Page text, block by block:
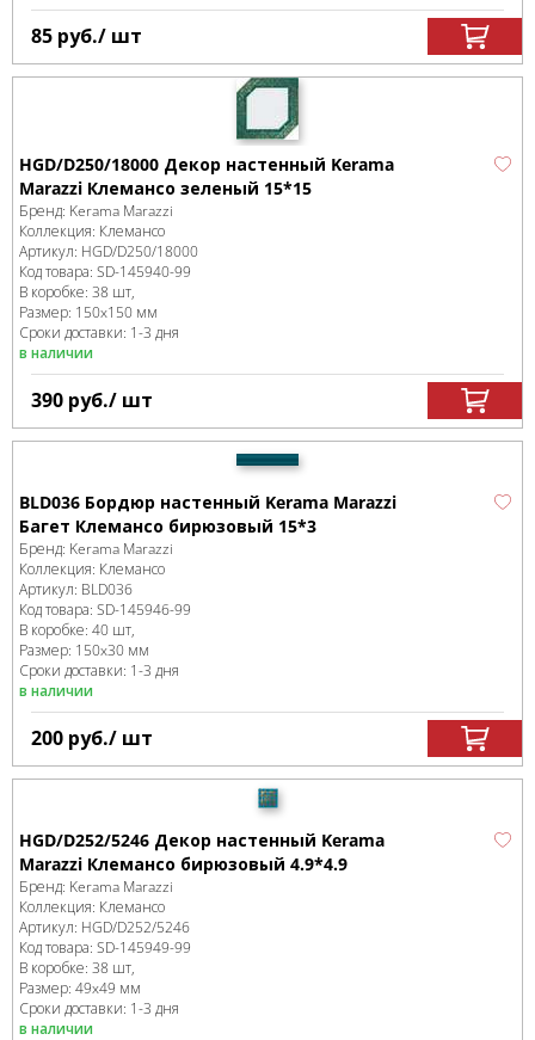
85 руб./ шт
HGD/D250/18000 Декор настенный Kerama
Marazzi Клемансо зеленый 15*15
Бренд: Kerama Marazzi
Коллекция: Клемансо
Артикул: HGD/D250/18000
Код товара: SD-145940-99
В коробке: 38 шт,
Размер: 150x150 мм
Сроки доставки: 1-3 дня
в наличии
390 руб./ шт
BLD036 Бордюр настенный Kerama Marazzi
Багет Клемансо бирюзовый 15*3
Бренд: Kerama Marazzi
Коллекция: Клемансо
Артикул: BLD036
Код товара: SD-145946-99
В коробке: 40 шт,
Размер: 150x30 мм
Сроки доставки: 1-3 дня
в наличии
200 руб./ шт
HGD/D252/5246 Декор настенный Kerama
Marazzi Клемансо бирюзовый 4.9*4.9
Бренд: Kerama Marazzi
Коллекция: Клемансо
Артикул: HGD/D252/5246
Код товара: SD-145949-99
В коробке: 38 шт,
Размер: 49x49 мм
Сроки доставки: 1-3 дня
в наличии